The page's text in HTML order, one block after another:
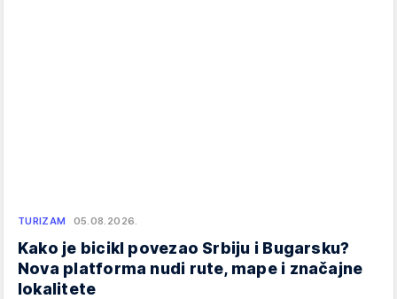
TURIZAM 05.08.2026.
Kako je bicikl povezao Srbiju i Bugarsku?
Nova platforma nudi rute, mape i značajne
lokalitete